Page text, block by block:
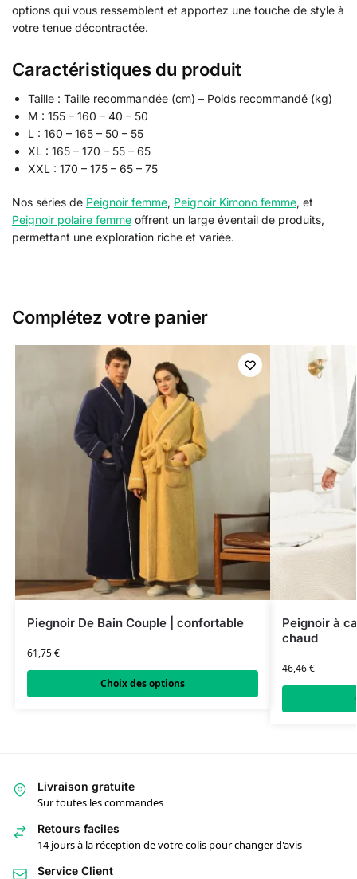
options qui vous ressemblent et apportez une touche de style à
votre tenue décontractée.
Caractéristiques du produit
Taille : Taille recommandée (cm) – Poids recommandé (kg)
M : 155 – 160 – 40 – 50
L : 160 – 165 – 50 – 55
XL : 165 – 170 – 55 – 65
XXL : 170 – 175 – 65 – 75
Nos séries de Peignoir femme, Peignoir Kimono femme, et
Peignoir polaire femme offrent un large éventail de produits,
permettant une exploration riche et variée.
Complétez votre panier
Piegnoir De Bain Couple | confortable
61,75€
Choix des options
Peignoir à
chaud
46,46€
Livraison gratuite
Sur toutes les commandes
Retours faciles
14 jours à la réception de votre colis pour changer d'avis
Service Client